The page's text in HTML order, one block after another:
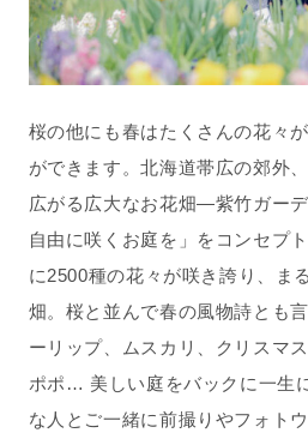
桜の他にも春はたくさんの花々
ができます。北海道帯広の郊外
広がる広大なお花畑―紫竹ガー
自由に咲くお庭を」をコンセプ
に2500種の花々が咲き誇り、ま
畑。桜と並んで春の風物詩とも
ーリップ、ムスカリ、クリスマ
ポポ… 美しい庭をバックに一生
な人とご一緒に前撮りやフォト